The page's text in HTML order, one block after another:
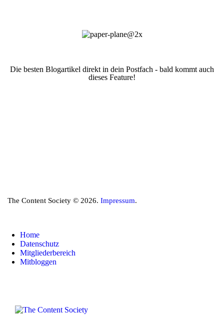
Die besten Blogartikel direkt in dein Postfach - bald kommt auch
dieses Feature!
The Content Society © 2026. Impressum.
Home
Datenschutz
Mitgliederbereich
Mitbloggen